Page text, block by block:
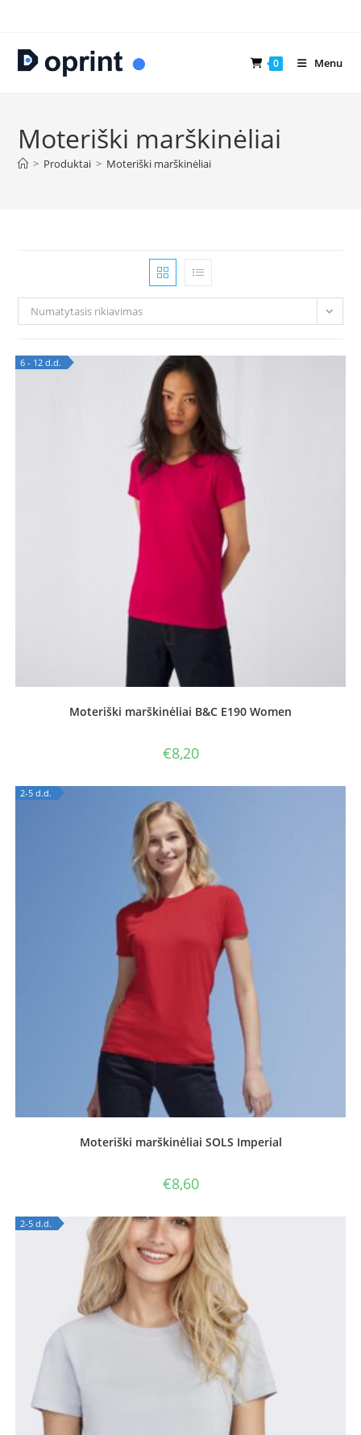
content
0 Menu
Moteriški marškinėliai
> Produktai > Moteriški marškinėliai
Numatytasis rikiavimas
6 - 12 d.d.
Moteriški marškinėliai B&C E190 Women
€8,20
2-5 d.d.
Moteriški marškinėliai SOLS Imperial
€8,60
2-5 d.d.
OUT OF STOCK